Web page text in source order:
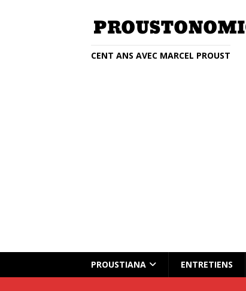
CENT ANS AVEC MARCEL PROUST
PROUSTIANA ENTRETIENS